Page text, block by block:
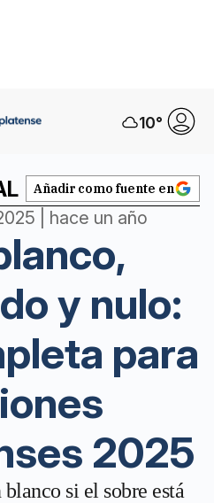
10°
Añadir como fuente en
| hace un año
y nulo:
para
2025
si el sobre está